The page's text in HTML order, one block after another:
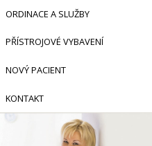
ORDINACE A SLUŽBY
PŘÍSTROJOVÉ VYBAVENÍ
NOVÝ PACIENT
KONTAKT